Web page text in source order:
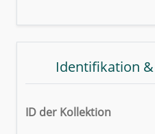
Identifikation
ID der Kollektion